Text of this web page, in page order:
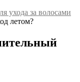
ухода за волосами
летом?